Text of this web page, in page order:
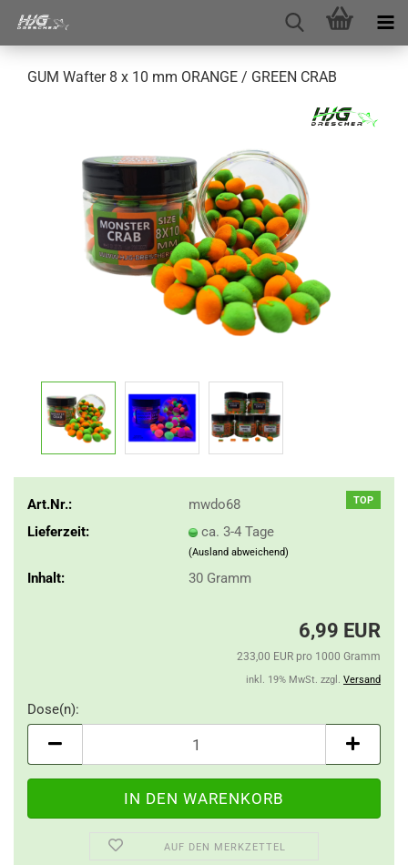
GUM Wafter 8 x 10 mm ORANGE / GREEN CRAB
TOP
Art.Nr.:
mwdo68
Lieferzeit:
ca. 3-4 Tage
(Ausland abweichend)
Inhalt: 30 Gramm
6,99 EUR
233,00 EUR pro 1000 Gramm
inkl. 19% MwSt. zzgl. Versand
Dose(n):
Dose(n)
AUF DEN MERKZETTEL